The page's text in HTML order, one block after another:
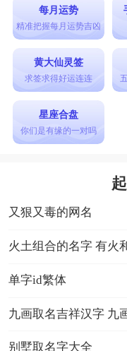
每月运势
精准把握每月运势吉凶
黄大仙灵签
求签求得好运连连
星座合盘
你们是有缘的一对吗
又狠又毒的网名
火土组合的名字 有火
单字id繁体
九画取名吉祥汉字 九
别墅取名字大全